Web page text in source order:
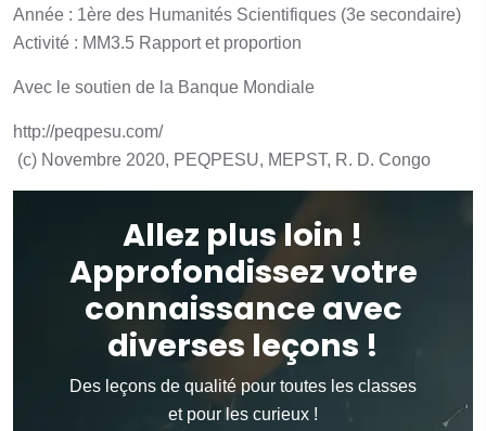
Année : 1ère des Humanités Scientifiques (3e secondaire)
Activité : MM3.5 Rapport et proportion
Avec le soutien de la Banque Mondiale
http://peqpesu.com/
(c) Novembre 2020, PEQPESU, MEPST, R. D. Congo
Allez plus loin !
Approfondissez votre
connaissance avec
diverses leçons !
Des leçons de qualité pour toutes les classes
et pour les curieux !